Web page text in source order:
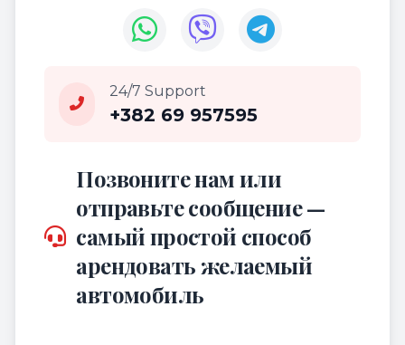
24/7 Support
+382 69 957595
Позвоните нам или
отправьте сообщение —
самый простой способ
арендовать желаемый
автомобиль